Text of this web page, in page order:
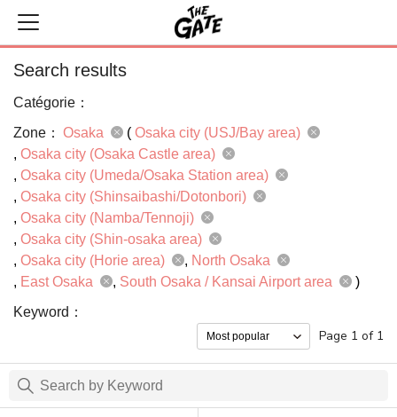
Search results
Catégorie：
Zone： Osaka ( Osaka city (USJ/Bay area)
Osaka city (Osaka Castle area)
Osaka city (Umeda/Osaka Station area)
Osaka city (Shinsaibashi/Dotonbori)
Osaka city (Namba/Tennoji)
Osaka city (Shin-osaka area)
Osaka city (Horie area)
North Osaka
East Osaka
South Osaka / Kansai Airport area
)
Keyword：
Page 1 of 1